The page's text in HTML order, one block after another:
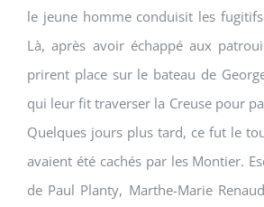
le jeune homme conduisit les
Là, après avoir échappé aux
prirent place sur le bateau de
qui leur fit traverser la Creuse pour
Quelques jours plus tard, ce fut le
avaient été cachés par les Montier.
de Paul Planty, Marthe-Marie